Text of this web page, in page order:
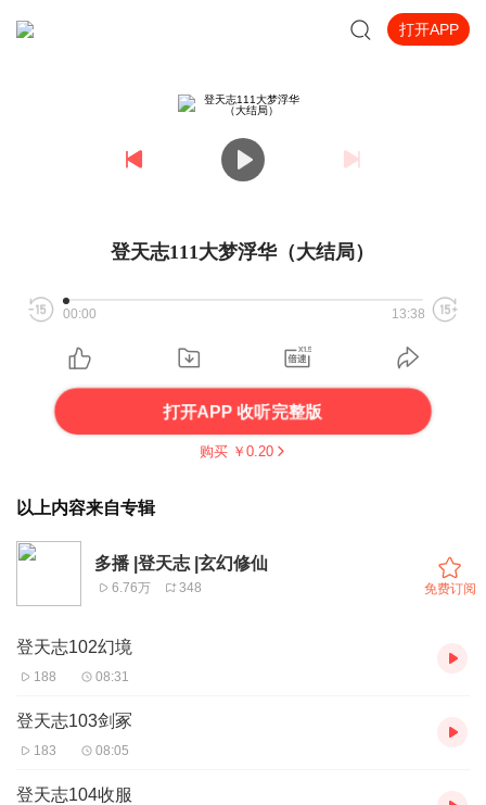
打开APP
登天志111大梦浮华（大结局）
00:00 13:38
打开APP 收听完整版
购买 ￥ 0.20
以上内容来自专辑
多播 |登天志 |玄幻修仙
6.76万 348 免费订阅
登天志102幻境
188 08:31
登天志103剑冢
183 08:05
登天志104收服